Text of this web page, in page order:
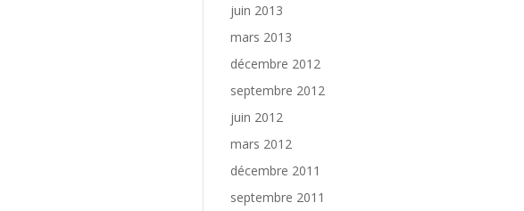
juin 2013
mars 2013
décembre 2012
septembre 2012
juin 2012
mars 2012
décembre 2011
septembre 2011